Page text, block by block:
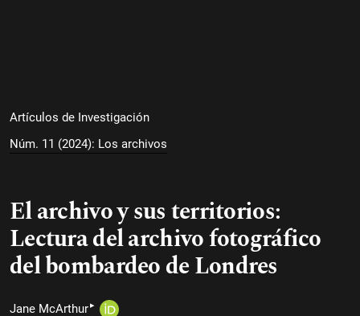
Artículos de Investigación
Núm. 11 (2024): Los archivos
El archivo y sus territorios:
Lectura del archivo fotográfico
del bombardeo de Londres
Jane McArthur▸